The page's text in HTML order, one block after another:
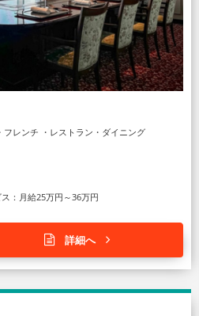
フレンチ ・レストラン・ダイニング
：月給25万円～36万円
詳細へ